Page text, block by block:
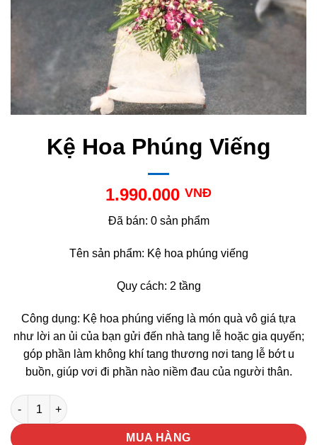
Kệ Hoa Phúng Viếng
1.990.000 VNĐ
Đã bán: 0 sản phẩm
Tên sản phẩm: Kệ hoa phúng viếng
Quy cách: 2 tầng
Công dụng: Kệ hoa phúng viếng là món quà vô giá tựa
như lời an ủi của bạn gửi đến nhà tang lễ hoặc gia quyến;
góp phần làm không khí tang thương nơi tang lễ bớt u
buồn, giúp vơi đi phần nào niềm đau của người thân.
Kệ Hoa Phúng Viếng số lượng
MUA HÀNG